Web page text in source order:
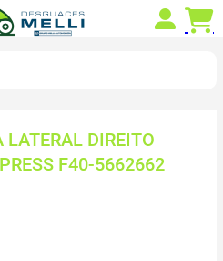
DIREITO
F40-5662662